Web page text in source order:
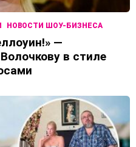
НОВОСТИ ШОУ-БИЗНЕСА
—
в стиле